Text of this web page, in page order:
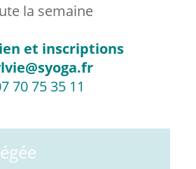
la semaine
et inscriptions
70 75 35 11